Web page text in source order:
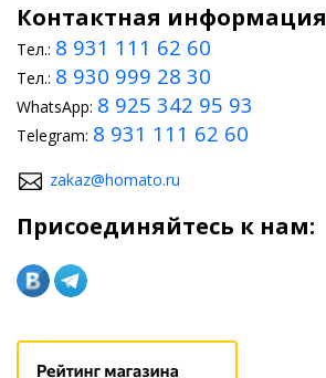
Контактная информация
Тел.: 8 931 111 62 60
Тел.: 8 930 999 28 30
WhatsApp: 8 925 342 95 93
Telegram: 8 931 111 62 60
zakaz@homato.ru
Присоединяйтесь к нам: